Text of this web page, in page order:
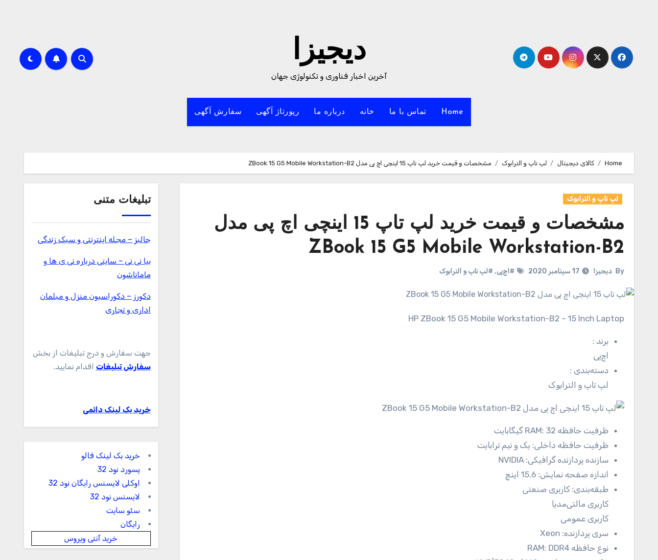
دیجیزا
آخرین اخبار فناوری و تکنولوژی جهان
Home تماس با ما خانه درباره ما رپورتاژ آگهی سفارش آگهی
Home کالای دیجیتال لپ تاپ و الترابوک مشخصات و قیمت خرید لپ تاپ 15 اینچی اچ پی مدل ZBook 15 G5 Mobile Workstation-B2
لپ تاپ و الترابوک
مشخصات و قیمت خرید لپ تاپ 15 اینچی اچ پی مدل
ZBook 15 G5 Mobile Workstation-B2
By دیجیزا 17 سپتامبر 2020 #اچ‌پی, #لپ تاپ و الترابوک
HP ZBook 15 G5 Mobile Workstation-B2 – 15 Inch Laptop
برند :
اچ‌پی
دسته‌بندی :
لپ تاپ و الترابوک
ظرفیت حافظه RAM: 32 گیگابایت
ظرفیت حافظه داخلی: یک و نیم ترابایت
سازنده پردازنده گرافیکی: NVIDIA
اندازه صفحه نمایش: 15.6 اینچ
طبقه‌بندی: کاربری صنعتی
کاربری مالتی‌مدیا
کاربری عمومی
سری پردازنده: Xeon
نوع حافظه RAM: DDR4
تبلیغات متنی
جالبز – مجله اینترنتی و سبک زندگی
بیا نی نی – سایتی درباره نی ی ها و
ماماناشون
دکورز – دکوراسیون منزل و مبلمان
اداری و تجاری
جهت سفارش و درج تبلیغات از بخش
سفارش تبلیغات اقدام نمایید.
خرید بک لینک دائمی
خرید بک لینک فالو
پسورد نود 32
اوکلی لایسنس رایگان نود 32
لایسنس نود 32
سئو سایت
رایگان
خرید آنتی ویروس